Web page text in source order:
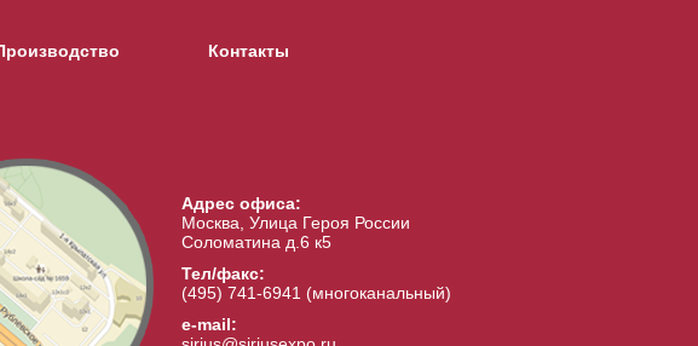
Контакты
Адрес офиса:
Москва, Улица Героя России
Соломатина д.6 к5
Тел/факс:
(495) 741-6941 (многоканальный)
e-mail: